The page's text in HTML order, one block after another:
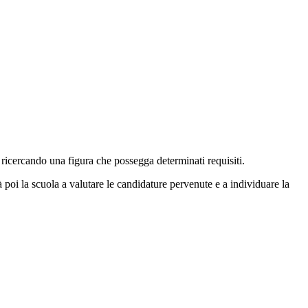
una figura che possegga determinati requisiti.
la scuola a valutare le candidature pervenute e a individuare la